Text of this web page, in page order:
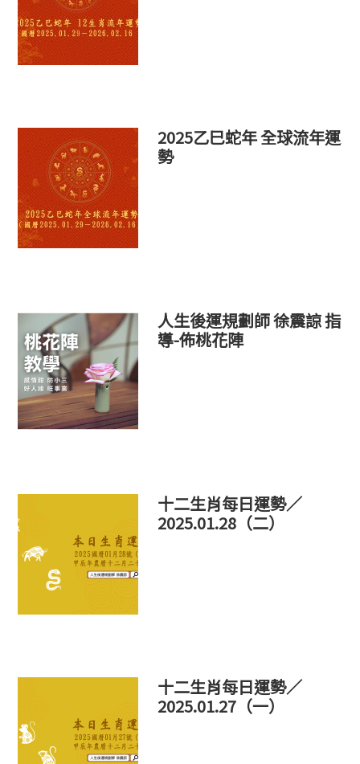
2025乙巳蛇年 全球流年運
勢
人生後運規劃師 徐震諒 指
導-佈桃花陣
十二生肖每日運勢／
2025.01.28（二）
十二生肖每日運勢／
2025.01.27（一）